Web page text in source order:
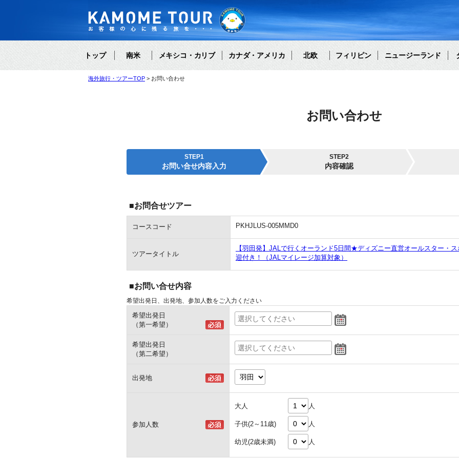
トップ 南米 メキシコ・カリブ カナダ・アメリカ 北欧 フィリピン ニュージーランド
海外旅行・ツアーTOP お問い合わせ
お問い合わせ
STEP1
お問い合せ内容入力
STEP2
内容確認
■お問合せツアー
コースコード PKHJLUS-005MMD0
ツアータイトル
【羽田発】JALで行くオーランド5日間★ディズニー直営オールスター・
迎付き！（JALマイレージ加算対象）
■お問い合せ内容
希望出発日、出発地、参加人数をご入力ください
希望出発日
（第一希望）
希望出発日
（第二希望）
出発地
参加人数
大人 人
子供(2～11歳) 人
幼児(2歳未満) 人